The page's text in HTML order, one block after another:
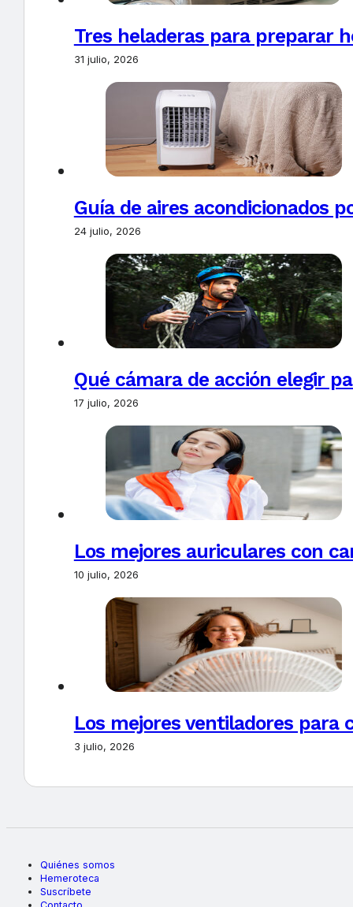
Tres heladeras para preparar
31 julio, 2026
Guía de aires acondicionados
24 julio, 2026
Qué cámara de acción elegir
17 julio, 2026
Los mejores auriculares con
10 julio, 2026
Los mejores ventiladores para
3 julio, 2026
Quiénes somos
Hemeroteca
Suscríbete